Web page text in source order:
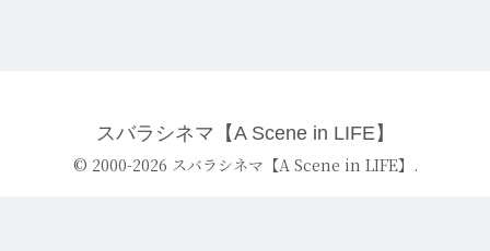
スバラシネマ【A Scene in LIFE】
© 2000-2026 スバラシネマ【A Scene in LIFE】.